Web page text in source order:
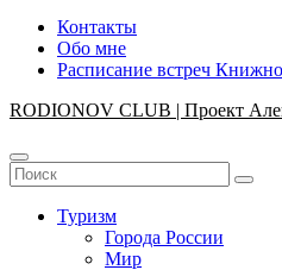
Контакты
Обо мне
Расписание встреч
RODIONOV CLUB | Проект
Туризм
Города России
Мир